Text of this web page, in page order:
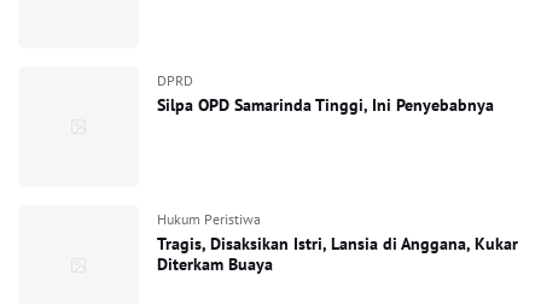
DPRD
Silpa OPD Samarinda Tinggi, Ini Penyebabnya
Hukum Peristiwa
Tragis, Disaksikan Istri, Lansia di Anggana, Kukar
Diterkam Buaya